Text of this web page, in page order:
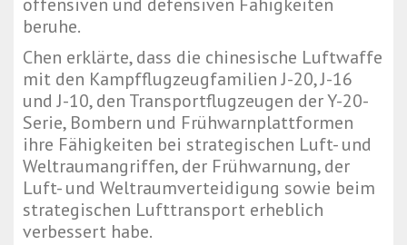
offensiven und defensiven Fähigkeiten
beruhe.
Chen erklärte, dass die chinesische Luftwaffe
mit den Kampfflugzeugfamilien J-20, J-16
und J-10, den Transportflugzeugen der Y-20-
Serie, Bombern und Frühwarnplattformen
ihre Fähigkeiten bei strategischen Luft- und
Weltraumangriffen, der Frühwarnung, der
Luft- und Weltraumverteidigung sowie beim
strategischen Lufttransport erheblich
verbessert habe.